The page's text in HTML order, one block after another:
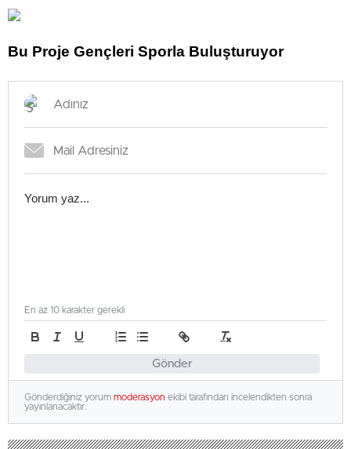
Bu Proje Gençleri Sporla Buluşturuyor
Gönder
En az 10 karakter gerekli
Gönderdiğiniz yorum moderasyon ekibi tarafından incelendikten sonra
yayınlanacaktır.